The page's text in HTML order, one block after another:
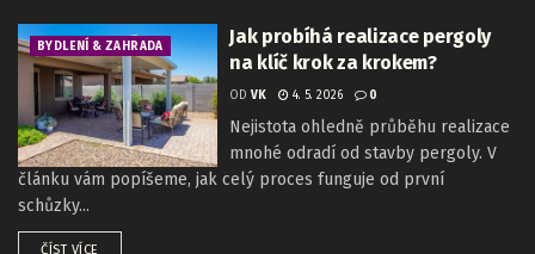
BYDLENÍ & ZAHRADA
Jak probíhá realizace pergoly
na klíč krok za krokem?
OD VK 4. 5. 2026 0
Nejistota ohledně průběhu realizace
mnohé odradí od stavby pergoly. V
článku vám popíšeme, jak celý proces funguje od první
schůzky...
ČÍST VÍCE